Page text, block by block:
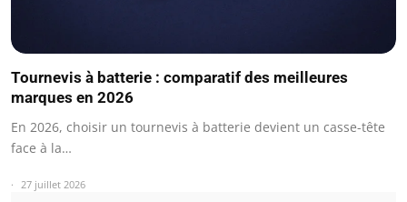
Tournevis à batterie : comparatif des meilleures
marques en 2026
En 2026, choisir un tournevis à batterie devient un casse-tête
face à la…
27 juillet 2026